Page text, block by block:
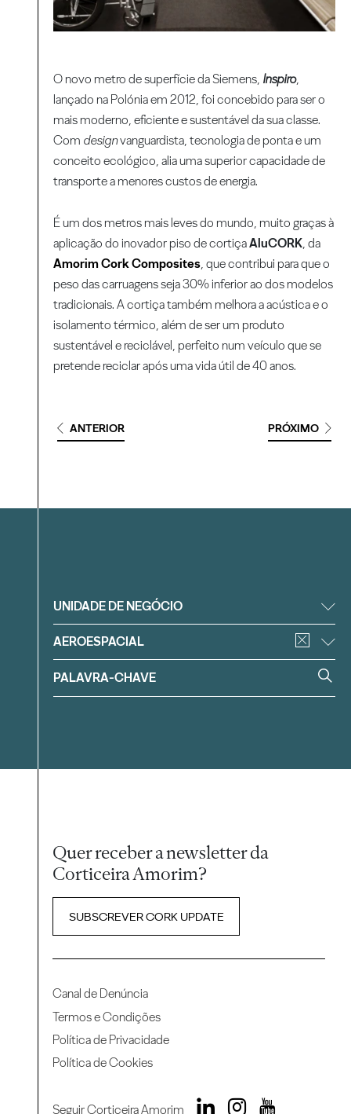
O novo metro de superfície da Siemens, Inspiro,
lançado na Polónia em 2012, foi concebido para ser o
mais moderno, eficiente e sustentável da sua classe.
Com designvanguardista, tecnologia de ponta e um
conceito ecológico, alia uma superior capacidade de
transporte a menores custos de energia.
É um dos metros mais leves do mundo, muito graças à
aplicação do inovador piso de cortiçaAluCORK, da
Amorim Cork Composites, que contribui para que o
peso das carruagens seja 30% inferior ao dos modelos
tradicionais. A cortiça também melhora a acústica e o
isolamento térmico, além de ser um produto
sustentável e reciclável, perfeito num veículo que se
pretende reciclar após uma vida útil de 40 anos.
ANTERIOR PRÓXIMO
Filtrar
UNIDADE DE NEGÓCIO
AEROESPACIAL
Quer receber a newsletter da
Corticeira Amorim?
SUBSCREVER CORK UPDATE
Canal de Denúncia
Termos e Condições
Política de Privacidade
Política de Cookies
Seguir Corticeira Amorim